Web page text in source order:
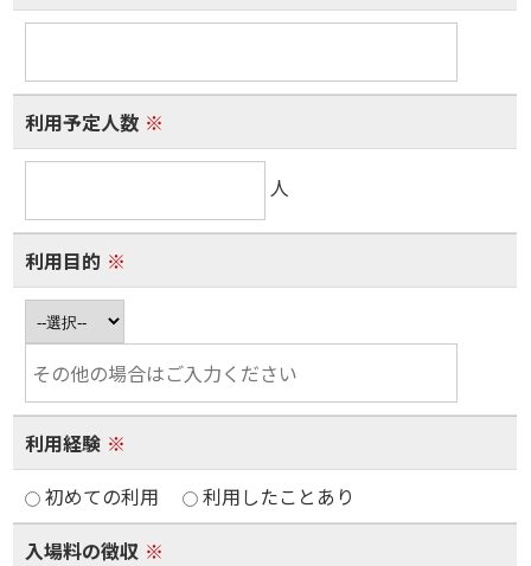
利用予定人数 ※
人
利用目的 ※
利用経験 ※
初めての利用
利用したことあり
入場料の徴収 ※